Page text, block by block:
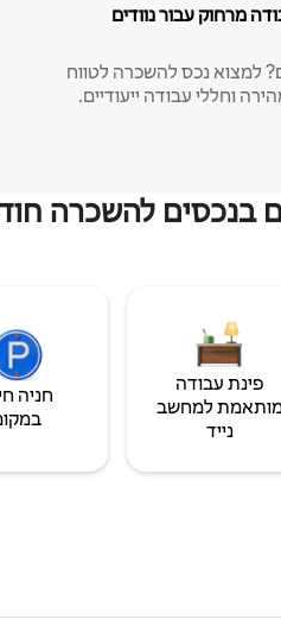
מרחוק עבור נוודים
למצוא נכס להשכרה לטווח
בנכסים להשכרה
פינת עבודה
למחשב
נייד
חניה